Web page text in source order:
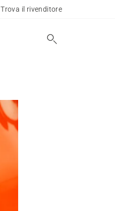
Trova il rivenditore